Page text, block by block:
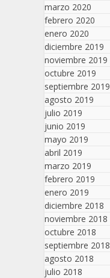
marzo 2020
febrero 2020
enero 2020
diciembre 2019
noviembre 2019
octubre 2019
septiembre 2019
agosto 2019
julio 2019
junio 2019
mayo 2019
abril 2019
marzo 2019
febrero 2019
enero 2019
diciembre 2018
noviembre 2018
octubre 2018
septiembre 2018
agosto 2018
julio 2018